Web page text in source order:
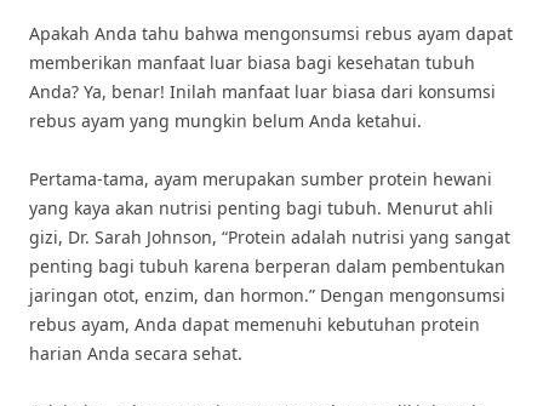
Apakah Anda tahu bahwa mengonsumsi rebus ayam dapat
memberikan manfaat luar biasa bagi kesehatan tubuh
Anda? Ya, benar! Inilah manfaat luar biasa dari konsumsi
rebus ayam yang mungkin belum Anda ketahui.
Pertama-tama, ayam merupakan sumber protein hewani
yang kaya akan nutrisi penting bagi tubuh. Menurut ahli
gizi, Dr. Sarah Johnson, “Protein adalah nutrisi yang sangat
penting bagi tubuh karena berperan dalam pembentukan
jaringan otot, enzim, dan hormon.” Dengan mengonsumsi
rebus ayam, Anda dapat memenuhi kebutuhan protein
harian Anda secara sehat.